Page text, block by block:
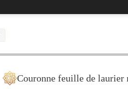
Couronne feuille de laurier